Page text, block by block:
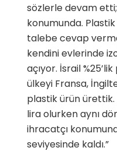
sözlerle devam
konumunda.
talebe cevap
kendini evlerinde
açıyor. İsrail
ülkeyi Fransa,
plastik ürün ürettik.
lira olurken aynı
ihracatçı
seviyesinde kaldı.”